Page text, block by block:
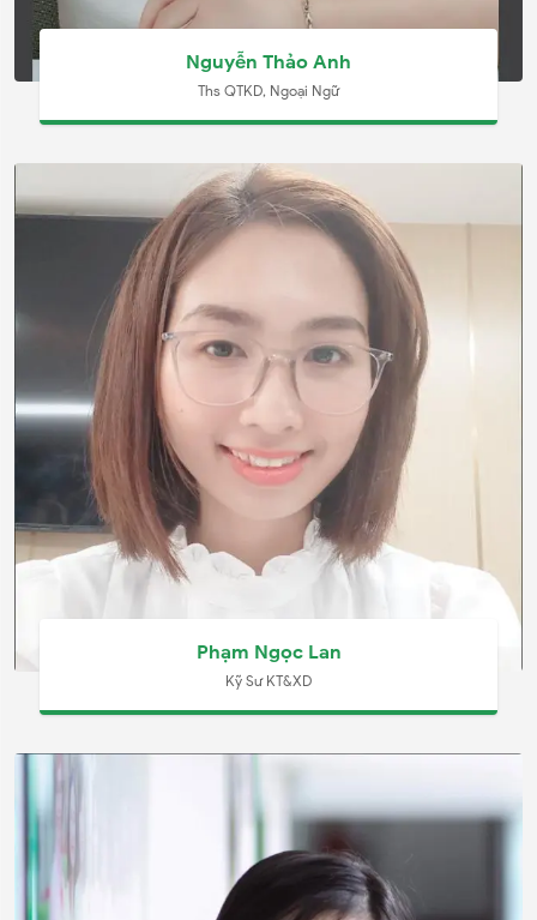
Nguyễn Thảo Anh
Ths QTKD, Ngoại Ngữ
Phạm Ngọc Lan
Kỹ Sư KT&XD